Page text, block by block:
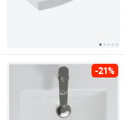
-21%